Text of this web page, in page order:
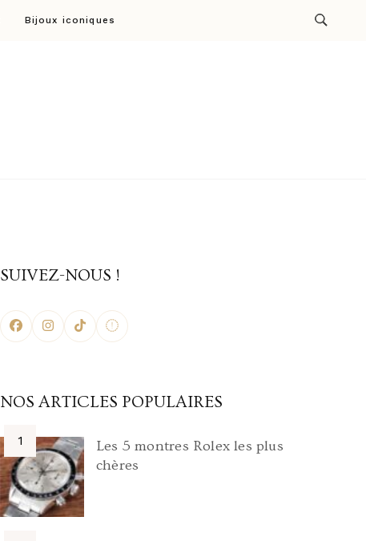
Bijoux iconiques
SUIVEZ-NOUS !
NOS ARTICLES POPULAIRES
Les 5 montres Rolex les plus
chères